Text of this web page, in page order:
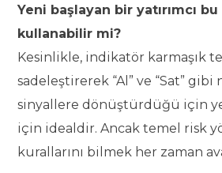
Yeni başlayan bir yatırımcı
kullanabilir mi?
Kesinlikle, indikatör karmaşık
sadeleştirerek “Al” ve “Sat” gibi
sinyallere dönüştürdüğü için
için idealdir. Ancak temel risk
kurallarını bilmek her zaman